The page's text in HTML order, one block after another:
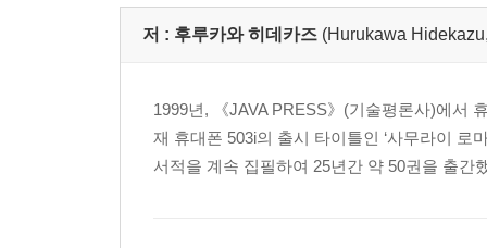
__Code Interpreter의 파일 조작
5-6 MCP Tool
__MCP Tool의 개요
__MCP Tool의 이용 요금
저 : 후루카와 히데카즈 (Hurukawa
1999년, 《JAVA PRESS》(기술평론사)에서
재 휴대폰 503i의 출시 타이틀인 ‘사무라이 로
서적을 계속 집필하여 25년간 약 50권을 출간